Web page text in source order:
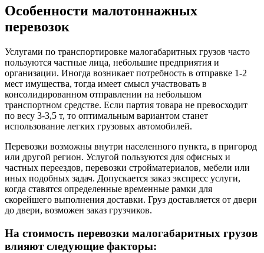
Особенности малотоннажных
перевозок
Услугами по транспортировке малогабаритных грузов часто
пользуются частные лица, небольшие предприятия и
организации. Иногда возникает потребность в отправке 1-2
мест имущества, тогда имеет смысл участвовать в
консолидированном отправлении на небольшом
транспортном средстве. Если партия товара не превосходит
по весу 3-3,5 т, то оптимальным вариантом станет
использование легких грузовых автомобилей.
Перевозки возможны внутри населенного пункта, в пригород
или другой регион. Услугой пользуются для офисных и
частных переездов, перевозки стройматериалов, мебели или
иных подобных задач. Допускается заказ экспресс услуги,
когда ставятся определенные временные рамки для
скорейшего выполнения доставки. Груз доставляется от двери
до двери, возможен заказ грузчиков.
На стоимость перевозки малогабаритных грузов
влияют следующие факторы: